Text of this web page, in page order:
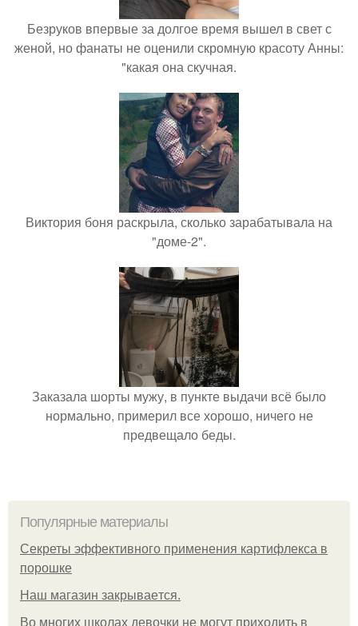
Безруков впервые за долгое время вышел в свет с
женой, но фанаты не оценили скромную красоту Анны:
"какая она скучная.
Виктория боня раскрыла, сколько зарабатывала на
"доме-2".
Заказала шорты мужу, в пункте выдачи всё было
нормально, примерил все хорошо, ничего не
предвещало беды.
Популярные материалы
Секреты эффективного применения картифлекса в
порошке
Нaш магaзин зaкрывaeтся.
Во многих школах девочки не могут приходить в